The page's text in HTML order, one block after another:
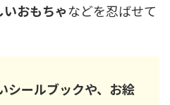
いおもちゃなどを忍ばせて
シールブックや、お絵